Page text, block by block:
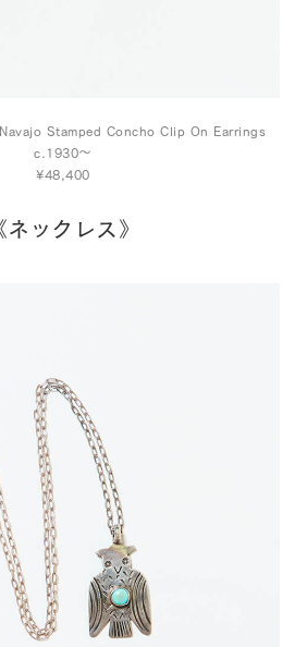
Stamped Concho Clip On Earrings
c.1930～
¥48,400
ネックレス》